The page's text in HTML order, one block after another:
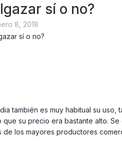
sí o no?
8, 2018
es muy habitual su uso,
su precio era bastante alto.
de los mayores productores